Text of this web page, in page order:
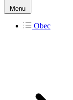
Menu
Obec